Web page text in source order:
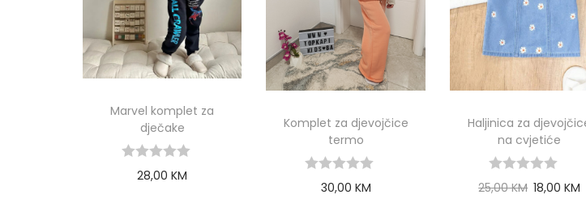
Marvel komplet za
dječake
28,00KM
Komplet za djevojčice
termo
30,00 KM
Haljinica za
na cvjetiće
25,00KM 18,00KM